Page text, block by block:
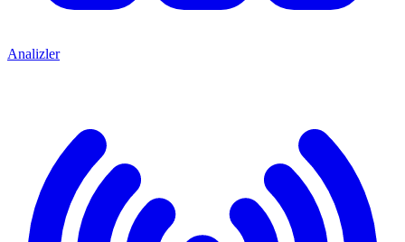
Analizler